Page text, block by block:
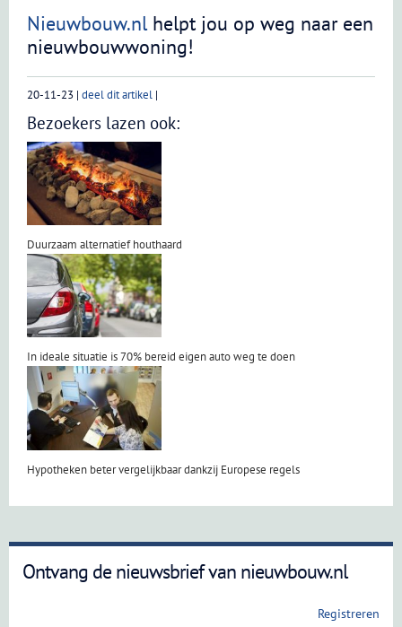
Nieuwbouw.nlhelpt jou op weg naar een
nieuwbouwwoning!
20-11-23 | deel dit artikel |
Bezoekers lazen ook:
Duurzaam alternatief houthaard
In ideale situatie is 70% bereid eigen auto weg te doen
Hypotheken beter vergelijkbaar dankzij Europese regels
Ontvang de nieuwsbrief van nieuwbouw.nl
Registreren